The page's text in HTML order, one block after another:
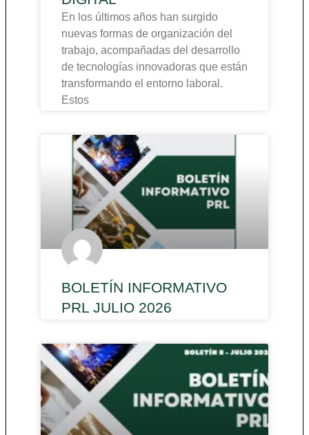
En los últimos años han surgido
nuevas formas de organización del
trabajo, acompañadas del desarrollo
de tecnologías innovadoras que están
transformando el entorno laboral.
Estos
BOLETÍN INFORMATIVO
PRL JULIO 2026